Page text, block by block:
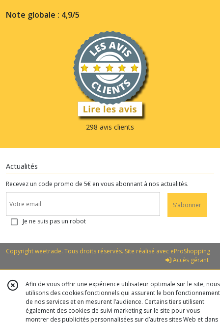
Note globale : 4,9/5
298 avis clients
Actualités
Recevez un code promo de 5€ en vous abonnant à nos actualités.
S'abonner
Je ne suis pas un robot
Copyright weetrade. Tous droits réservés. Site réalisé avec eProShopping
Accès gérant
Afin de vous offrir une expérience utilisateur optimale sur le site, nous
utilisons des cookies fonctionnels qui assurent le bon fonctionnement
de nos services et en mesurent l’audience. Certains tiers utilisent
également des cookies de suivi marketing sur le site pour vous
montrer des publicités personnalisées sur d’autres sites Web et dans